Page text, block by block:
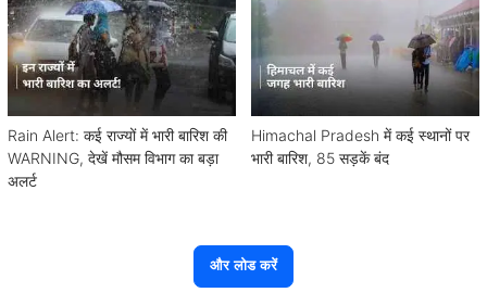
Rain Alert: कई राज्यों में भारी बारिश की
WARNING, देखें मौसम विभाग का बड़ा
अलर्ट
Himachal Pradesh में कई स्थानों पर
भारी बारिश, 85 सड़कें बंद
और लोड करें